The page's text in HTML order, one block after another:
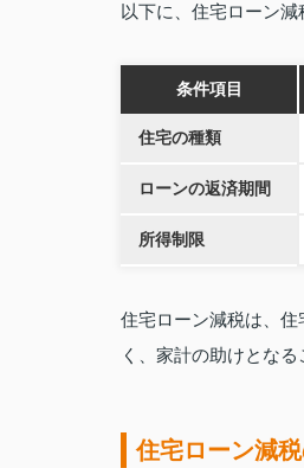
以下に、住宅ローン
条件項目
住宅の種類
ローンの返済期間
所得制限
住宅ローン減税は、
く、家計の助けとな
住宅ローン減